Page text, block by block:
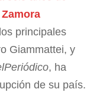
principales
Giammattei, y
, ha
de su país.